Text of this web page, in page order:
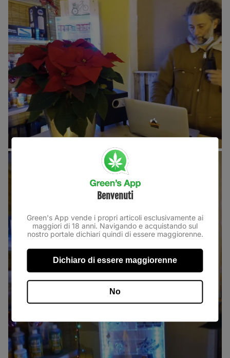
Benvenuti
Green's App vende i propri articoli esclusivamente ai
maggiori di 18 anni. Navigando e acquistando sul
nostro portale dichiari quindi di essere maggiorenne.
Dichiaro di essere maggiorenne
No